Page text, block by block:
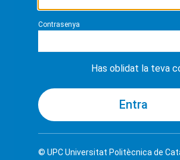
Contrasenya
Has oblidat la teva
© UPCUniversitat Politècnica de